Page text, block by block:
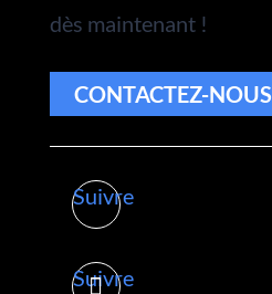
dès maintenant !
CONTACTEZ-NOUS
Suivre
Suivre